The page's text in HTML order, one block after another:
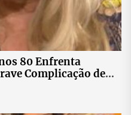
80 Enfrenta
Complicação de